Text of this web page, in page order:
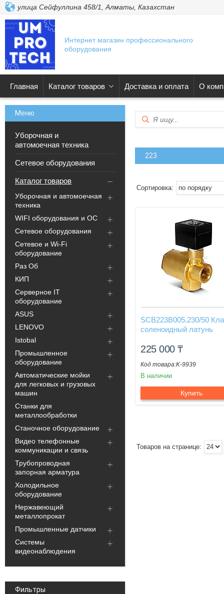
улица Сейфуллина 458/1, Алматы, Казахстан
Интернет магазин профессионального
оборудования
Главная Каталог товаров Доставка и оплата О
Уборочная и
автомоечная техника
Сетевое оборудования
Каталог товаров
Уборочная и автомоечная
техника
WIFI оборудования и ОС
Сетевое оборудования
Сетевое и Wi-Fi
оборудование
Раз Об
КИП
Серверное IT
оборудование
ASUS
LENOVO
Istobal
Промышленное
оборудование
Автоматические мойки
для легковых и грузовых
машин
Станки для
металлообработки
Станочное оборудование
Видео телефонные
коммуникации и связь
Трубопроводная
запорная арматура
Холодильное
оборудование
Нержавеющий
металлопрокат
Промышленные датчики
Системы
видеонаблюдения
Фильтры
223
SCB223B005.230/50
соленоидный латунь
225 000₸
K-9939
В наличии
Купить